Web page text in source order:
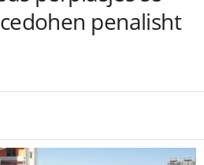
penalisht